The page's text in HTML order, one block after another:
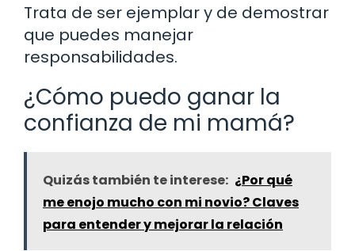
Trata de ser ejemplar y de demostrar
que puedes manejar
responsabilidades.
¿Cómo puedo ganar la
confianza de mi mamá?
Quizás también te interese: ¿Por qué
me enojo mucho con mi novio? Claves
para entender y mejorar la relación